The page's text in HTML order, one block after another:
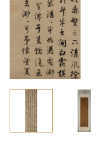
繁體中文